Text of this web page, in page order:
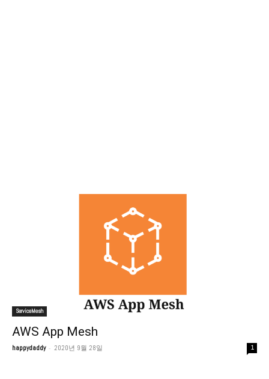
ServiceMesh
AWS App Mesh
happydaddy - 2020년 9월 28일 1